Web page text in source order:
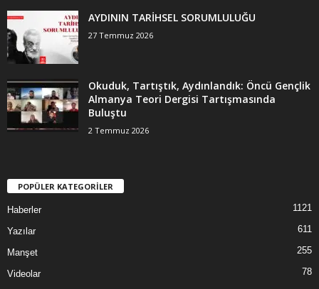
AYDININ TARİHSEL SORUMLULUĞU
27 Temmuz 2026
Okuduk, Tartıştık, Aydınlandık: Öncü Gençlik
Almanya Teori Dergisi Tartışmasında
Buluştu
2 Temmuz 2026
POPÜLER KATEGORİLER
Haberler 1121
Yazılar 611
Manşet 255
Videolar
78